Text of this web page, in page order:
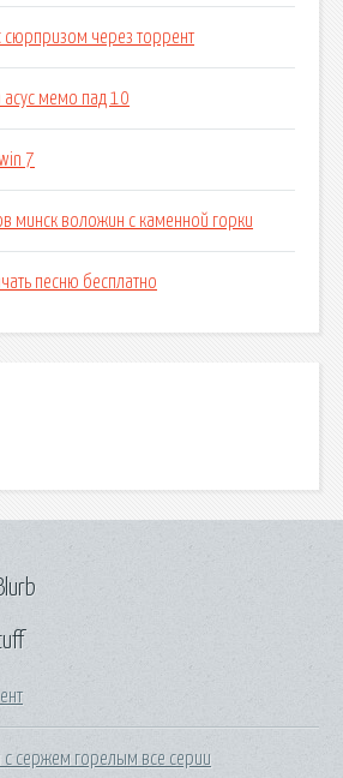
сюрпризом через торрент
асус мемо пад 10
7
минск воложин с каменной горки
песню бесплатно
с сержем горелым все серии